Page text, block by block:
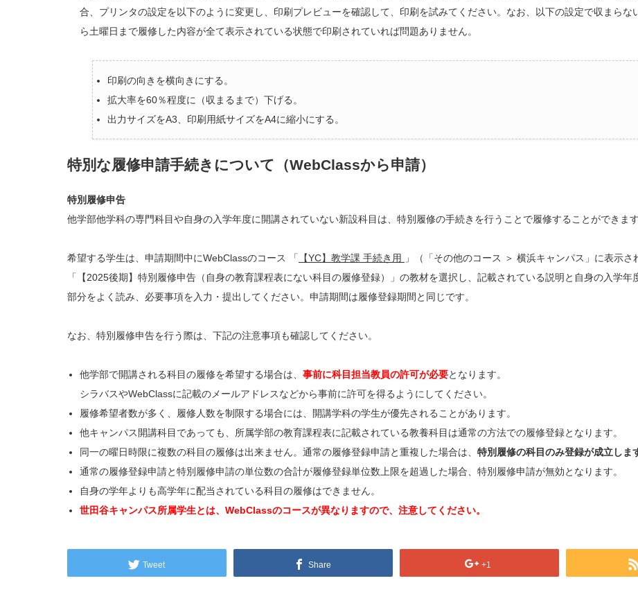
合、プリンタの設定を以下のように変更し、印刷プレビューを確認して、印刷を試みてください。なお、以下の設定で収まらな
ら土曜日まで履修した内容が全て表示されている状態で印刷されていれば問題ありません。
印刷の向きを横向きにする。
拡大率を60％程度に（収まるまで）下げる。
出力サイズをA3、印刷用紙サイズをA4に縮小にする。
特別な履修申請手続きについて（WebClassから申請）
特別履修申告
他学部他学科の専門科目や自身の入学年度に開講されていない新設科目は、特別履修の手続きを行うことで履修することができます
希望する学生は、申請期間中にWebClassのコース 「 【YC】教学課 手続き用
」（「その他のコース ＞ 横浜キャンパス」に表示さ
「【2025後期】特別履修申告（自身の教育課程表にない科目の履修登録）」の教材を選択し、記載されている説明と自身の入学年
部分をよく読み、必要事項を入力・提出してください。申請期間は履修登録期間と同じです。
なお、特別履修申告を行う際は、下記の注意事項も確認してください。
他学部で開講される科目の履修を希望する場合は、事前に科目担当教員の許可が必要となります。
シラバスやWebClassに記載のメールアドレスなどから事前に許可を得るようにしてください。
履修希望者数が多く、履修人数を制限する場合には、開講学科の学生が優先されることがあります。
他キャンパス開講科目であっても、所属学部の教育課程表に記載されている教養科目は通常の方法での履修登録となります。
同一の曜日時限に複数の科目の履修は出来ません。通常の履修登録申請と重複した場合は、特別履修の科目のみ登録が成立しま
通常の履修登録申請と特別履修申請の単位数の合計が履修登録単位数上限を超過した場合、特別履修申請が無効となります。
自身の学年よりも高学年に配当されている科目の履修はできません。
世田谷キャンパス所属学生とは、WebClassのコースが異なりますので、注意してください。
Tweet Share +1